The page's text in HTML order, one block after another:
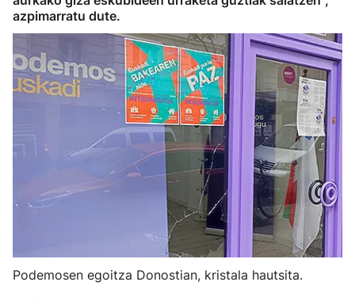
azpimarratu dute.
Podemosen egoitza Donostian, kristala hautsita.